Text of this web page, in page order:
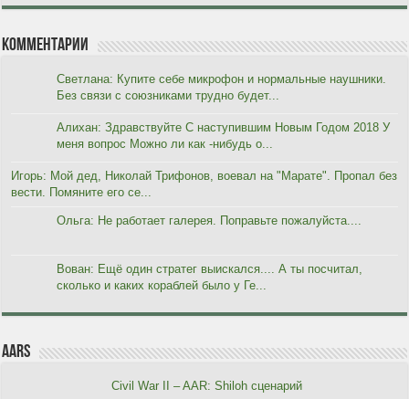
Комментарии
Светлана: Купите себе микрофон и нормальные наушники.
Без связи с союзниками трудно будет...
Алихан: Здравствуйте С наступившим Новым Годом 2018 У
меня вопрос Можно ли как -нибудь о...
Игорь: Мой дед, Николай Трифонов, воевал на "Марате". Пропал без
вести. Помяните его се...
Ольга: Не работает галерея. Поправьте пожалуйста....
Вован: Ещё один стратег выискался.... А ты посчитал,
сколько и каких кораблей было у Ге...
AARs
Civil War II – AAR: Shiloh сценарий